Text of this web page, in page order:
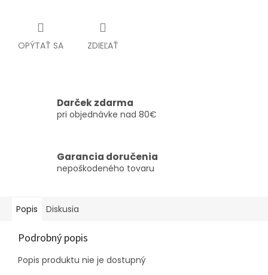
OPÝTAŤ SA ZDIEĽAŤ
Darček zdarma
pri objednávke nad 80€
Garancia doručenia
nepoškodeného tovaru
Popis Diskusia
Podrobný popis
Popis produktu nie je dostupný